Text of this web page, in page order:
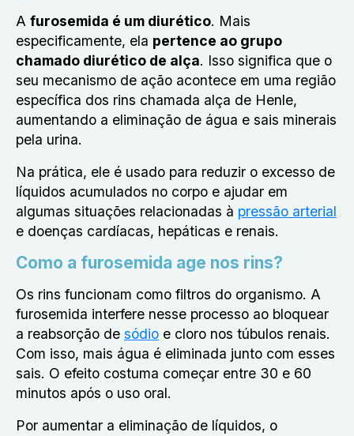
A furosemida é um diurético. Mais
especificamente, ela pertence ao grupo
chamado diurético de alça. Isso significa que o
seu mecanismo de ação acontece em uma região
específica dos rins chamada alça de Henle,
aumentando a eliminação de água e sais minerais
pela urina.
Na prática, ele é usado para reduzir o excesso de
líquidos acumulados no corpo e ajudar em
algumas situações relacionadas à pressão arterial
e doenças cardíacas, hepáticas e renais.
Como a furosemida age nos rins?
Os rins funcionam como filtros do organismo. A
furosemida interfere nesse processo ao bloquear
a reabsorção de sódio e cloro nos túbulos renais.
Com isso, mais água é eliminada junto com esses
sais. O efeito costuma começar entre 30 e 60
minutos após o uso oral.
Por aumentar a eliminação de líquidos, o